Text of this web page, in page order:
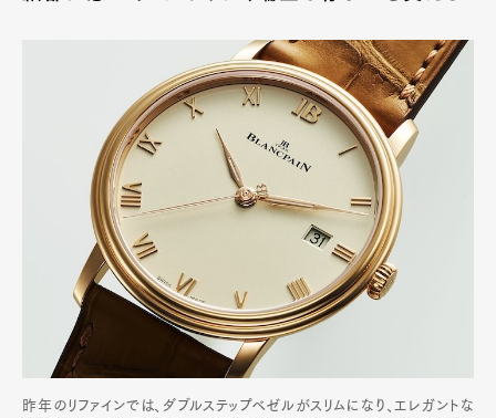
昨年のリファインでは、ダブルステップベゼルがスリムになり、エレガントな